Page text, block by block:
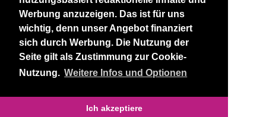
Werbung anzuzeigen. Das ist für uns
wichtig, denn unser Angebot finanziert
sich durch Werbung. Die Nutzung der
Seite gilt als Zustimmung zur Cookie-
Nutzung. Weitere Infos und Optionen
Ich akzeptiere
Unsere anderen Websites
BlackAndBeauties RussianKisses